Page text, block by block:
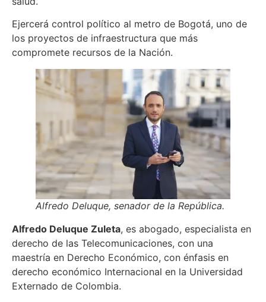
Ejercerá control político al metro de Bogotá, uno de
los proyectos de infraestructura que más
compromete recursos de la Nación.
Alfredo Deluque, senador de la República.
Alfredo Deluque Zuleta, es abogado, especialista en
derecho de las Telecomunicaciones, con una
maestría en Derecho Económico, con énfasis en
derecho económico Internacional en la Universidad
Externado de Colombia.